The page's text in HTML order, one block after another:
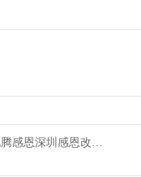
腾讯CEO马化腾感恩深圳感恩改革开放